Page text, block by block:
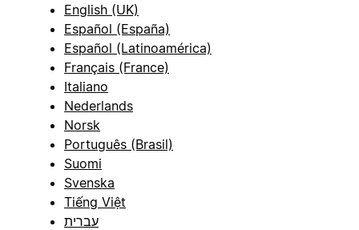
English (UK)
Español (España)
Español (Latinoamérica)
Français (France)
Italiano
Nederlands
Norsk
Português (Brasil)
Suomi
Svenska
Tiếng Việt
עברית